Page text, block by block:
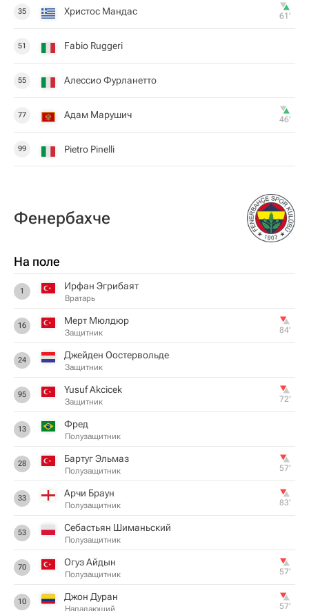
35 Христос Мандас 61‎’‎
51 Fabio Ruggeri
55 Алессио Фурланетто
77 Адам Марушич 46‎’‎
99 Pietro Pinelli
Фенербахче
На поле
1 Ирфан Эгрибаят
Вратарь
16 Мерт Мюлдюр
Защитник 84‎’‎
24 Джейден Оостервольде
Защитник
95 Yusuf Akcicek
Защитник 72‎’‎
13 Фред
Полузащитник
28 Бартуг Эльмаз
Полузащитник 57‎’‎
33 Арчи Браун
Полузащитник 83‎’‎
53 Себастьян Шиманьский
Полузащитник
70 Огуз Айдын
Полузащитник 57‎’‎
10 Джон Дуран
Нападающий 57‎’‎